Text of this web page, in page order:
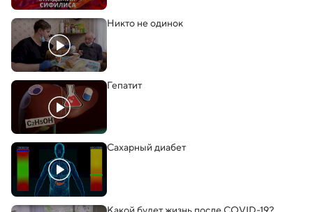
Никто не одинок
Гепатит
Сахарный диабет